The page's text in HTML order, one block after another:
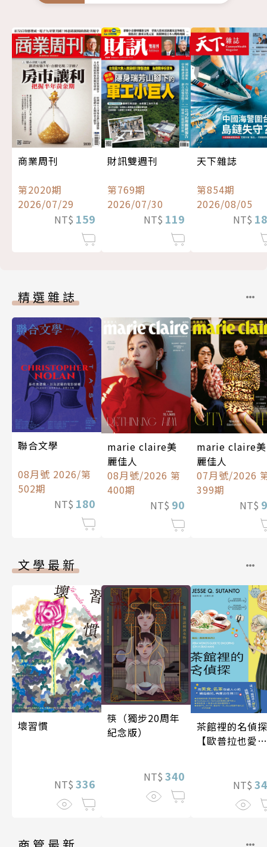
商業周刊
第2020期
2026/07/29
NT$ 159
財訊雙週刊
第769期
2026/07/30
NT$ 119
天下雜誌
第854期
2026/08/05
NT$
精選雜誌
聯合文學
08月號 2026/第
502期
NT$ 180
marie claire美
麗佳人
08月號/2026 第
400期
NT$ 90
marie claire美
麗佳人
07月號/2026
399期
NT$
文學最新
壞習慣
NT$ 336
筷（獨步20周年
紀念版）
NT$ 340
茶館裡的名偵探
【歐普拉也愛！
《茶館裡的嫌疑
人》續作】
NT$